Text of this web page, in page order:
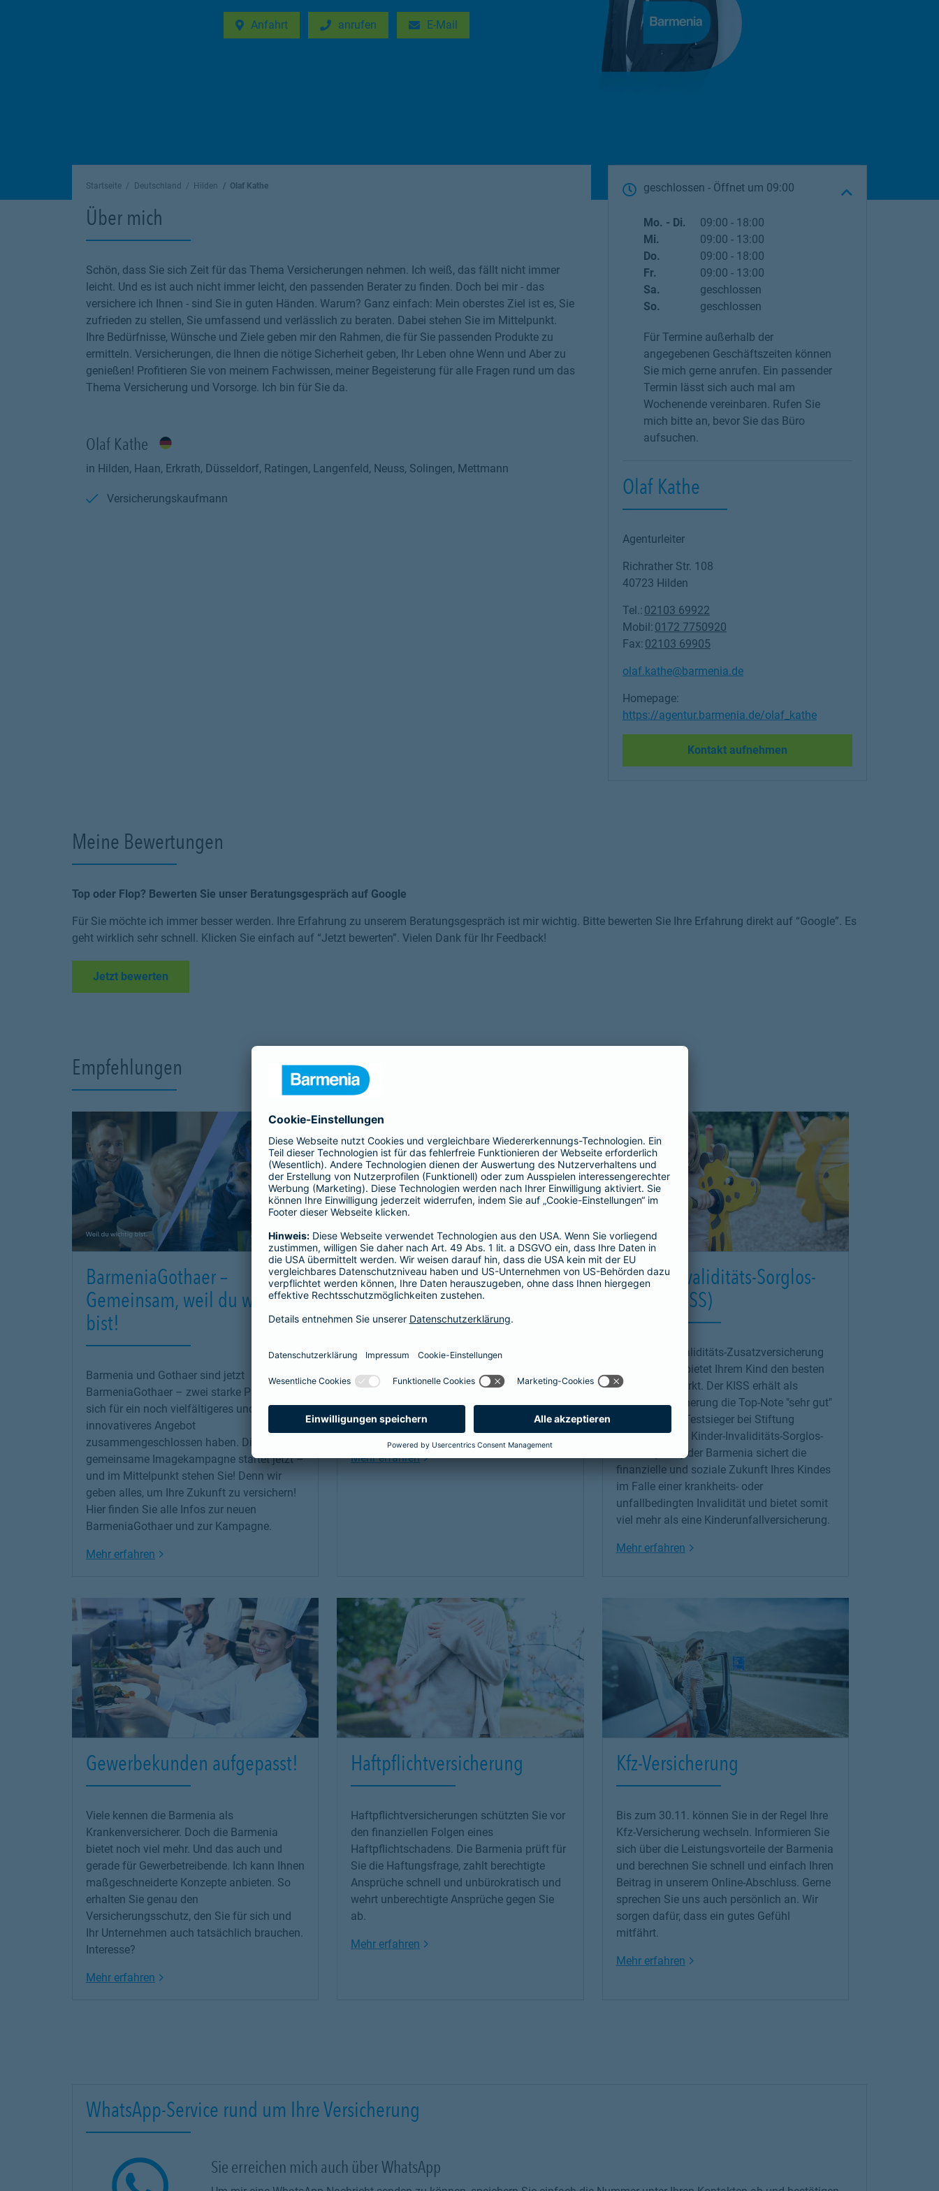
Anfahrt
Link Opens in New Tabanrufen E-Mail
Link Opens in New Tab
Startseite Deutschland Hilden Olaf Kathe
Über mich
Schön, dass Sie sich Zeit für das Thema Versicherungen nehmen. Ich weiß, das fällt nicht immer
leicht. Und es ist auch nicht immer leicht, den passenden Berater zu finden. Doch bei mir - das
versichere ich Ihnen - sind Sie in guten Händen. Warum? Ganz einfach: Mein oberstes Ziel ist es, Sie
zufrieden zu stellen, Sie umfassend und verlässlich zu beraten. Dabei stehen Sie im Mittelpunkt.
Ihre Bedürfnisse, Wünsche und Ziele geben mir den Rahmen, die für Sie passenden Produkte zu
ermitteln. Versicherungen, die Ihnen die nötige Sicherheit geben, Ihr Leben ohne Wenn und Aber zu
genießen! Profitieren Sie von meinem Fachwissen, meiner Begeisterung für alle Fragen rund um das
Thema Versicherung und Vorsorge. Ich bin für Sie da.
Olaf Kathe
in Hilden, Haan, Erkrath, Düsseldorf, Ratingen, Langenfeld, Neuss, Solingen, Mettmann
Versicherungskaufmann
geschlossen - Öffnet um 09:00
Wochentag Öffnungszeiten
Mo. - Di. 09:00 - 18:00
Mi.
09:00 - 13:00
Do.
09:00 - 18:00
Fr.
09:00 - 13:00
Sa.
geschlossen
So.
geschlossen
Für Termine außerhalb der
angegebenen Geschäftszeiten können
Sie mich gerne anrufen. Ein passender
Termin lässt sich auch mal am
Wochenende vereinbaren. Rufen Sie
mich bitte an, bevor Sie das Büro
aufsuchen.
Olaf Kathe
Agenturleiter
Richrather Str. 108
40723 Hilden
Tel.: 02103 69922
Mobil: 0172 7750920
Fax: 02103 69905
olaf.kathe@barmenia.de
Homepage:
https://agentur.barmenia.de/olaf_kathe
Kontakt aufnehmenLink Opens in New Tab
Meine Bewertungen
Top oder Flop? Bewerten Sie unser Beratungsgespräch auf Google
Für Sie möchte ich immer besser werden. Ihre Erfahrung zu unserem Beratungsgespräch ist mir wichtig. Bitte bewerten Sie Ihre Erfahrung direkt auf “Google”. Es
geht wirklich sehr schnell. Klicken Sie einfach auf “Jetzt bewerten”. Vielen Dank für Ihr Feedback!
Jetzt bewerten
Empfehlungen
BarmeniaGothaer –
Gemeinsam, weil du wichtig
bist!
Barmenia und Gothaer sind jetzt
BarmeniaGothaer – zwei starke Partner, die
sich für ein noch vielfältigeres und
innovativeres Angebot
zusammengeschlossen haben. Die erste
gemeinsame Imagekampagne startet jetzt –
und im Mittelpunkt stehen Sie! Denn wir
geben alles, um Ihre Zukunft zu versichern!
Hier finden Sie alle Infos zur neuen
BarmeniaGothaer und zur Kampagne.
Mehr erfahren Link Opens in New Tab
Beamtenabsicherung
Als Beamtenanwärter oder Beamter braucht
passt: unsereprivate Krankenversicherung
für Beamtenanwärter und Beamte. Sie
und passt sich mit optimalen Leistungen
genau an die Bedürfnisse an.
Mehr erfahrenLink Opens in New Tab
Kinder-Invaliditäts-Sorglos-
Schutz (KISS)
Die Kinder-Invaliditäts-Zusatzversicherung
der Barmenia bietet Ihrem Kind den besten
Schutz am Markt. Der KISS erhält als
einzige Versicherung die Top-Note "sehr gut"
und ist damit Testsieger bei Stiftung
Warentest. Der Kinder-Invaliditäts-Sorglos-
Schutz (KISS) der Barmenia sichert die
finanzielle und soziale Zukunft Ihres Kindes
im Falle einer krankheits- oder
unfallbedingten Invalidität und bietet somit
viel mehr als eine Kinderunfallversicherung.
Mehr erfahrenLink Opens in New Tab
Gewerbekunden aufgepasst!
Viele kennen die Barmenia als
Krankenversicherer. Doch die Barmenia
bietet noch viel mehr. Und das auch und
gerade für Gewerbetreibende. Ich kann Ihnen
maßgeschneiderte Konzepte anbieten. So
erhalten Sie genau den
Versicherungsschutz, den Sie für sich und
Ihr Unternehmen auch tatsächlich brauchen.
Interesse?
Mehr erfahren Link Opens in New Tab
Haftpflichtversicherung
Haftpflichtversicherungen schützten Sie vor
den finanziellen Folgen eines
Haftpflichtschadens. Die Barmenia prüft für
Sie die Haftungsfrage, zahlt berechtigte
Ansprüche schnell und unbürokratisch und
wehrt unberechtigte Ansprüche gegen Sie
ab.
Mehr erfahren Link Opens in New Tab
Kfz-Versicherung
Bis zum 30.11. können Sie in der Regel Ihre
Kfz-Versicherung wechseln. Informieren Sie
sich über die Leistungsvorteile der Barmenia
und berechnen Sie schnell und einfach Ihren
Beitrag in unserem Online-Abschluss. Gerne
sprechen Sie uns auch persönlich an. Wir
sorgen dafür, dass ein gutes Gefühl
mitfährt.
Mehr erfahrenLink Opens in New Tab
WhatsApp-Service rund um Ihre Versicherung
Sie erreichen mich auch über WhatsApp